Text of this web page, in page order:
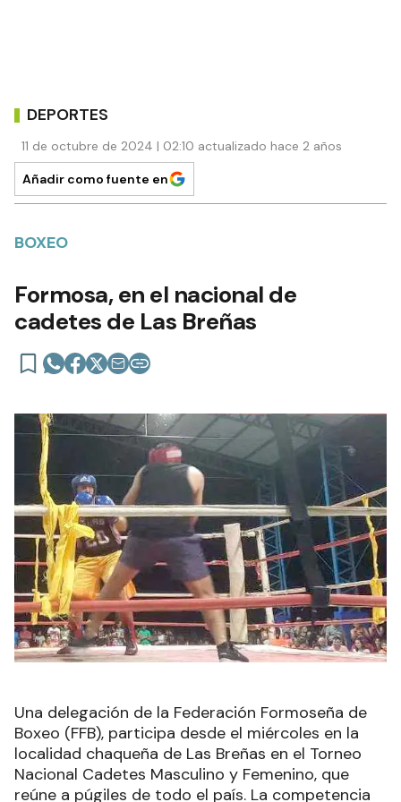
DEPORTES
11 de octubre de 2024 | 02:10 actualizado hace 2 años
Añadir como fuente en
BOXEO
Formosa, en el nacional de
cadetes de Las Breñas
Una delegación de la Federación Formoseña de
Boxeo (FFB), participa desde el miércoles en la
localidad chaqueña de Las Breñas en el Torneo
Nacional Cadetes Masculino y Femenino, que
reúne a púgiles de todo el país. La competencia